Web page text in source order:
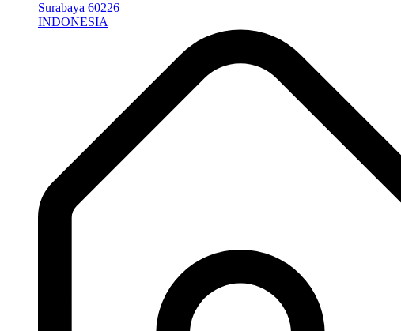
Surabaya 60226
INDONESIA